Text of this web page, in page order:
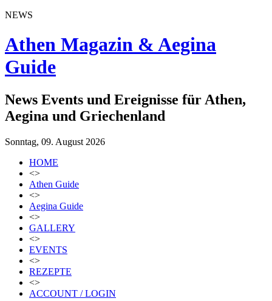
NEWS
Athen Magazin & Aegina
Guide
News Events und Ereignisse für Athen,
Aegina und Griechenland
Sonntag, 09. August 2026
HOME
<>
Athen Guide
<>
Aegina Guide
<>
GALLERY
<>
EVENTS
<>
REZEPTE
<>
ACCOUNT / LOGIN